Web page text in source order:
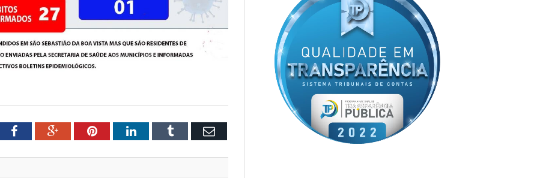
FacebookGoogle+PinterestLinkedInTumblr Email